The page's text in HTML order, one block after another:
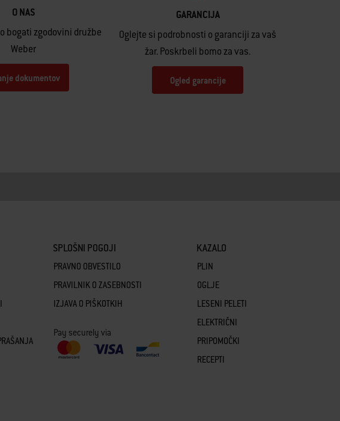
O NAS
bogati zgodovini družbe
Weber
dokumentov
GARANCIJA
Oglejte si podrobnosti o garanciji za vaš
žar. Poskrbeli bomo za vas.
Ogled garancije
SPLOŠNI POGOJI
PRAVNO OBVESTILO
PRAVILNIK O ZASEBNOSTI
IZJAVA O PIŠKOTKIH
Pay securely via
KAZALO
PLIN
OGLJE
LESENI PELETI
ELEKTRIČNI
PRIPOMOČKI
RECEPTI